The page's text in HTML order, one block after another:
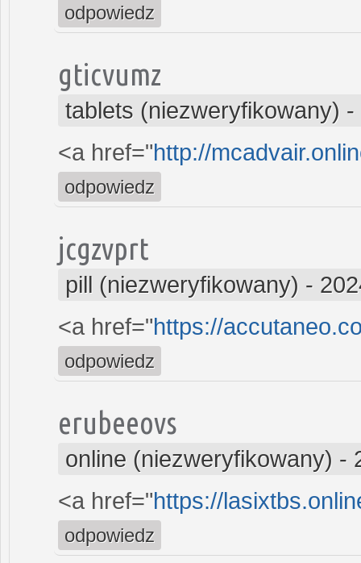
odpowiedz
gticvumz
tablets (niezweryfikowany) -
<a href="http://
odpowiedz
jcgzvprt
pill (niezweryfikowany) -
<a href="https://
odpowiedz
erubeeovs
online (niezweryfikowany) -
<a href="https://
odpowiedz